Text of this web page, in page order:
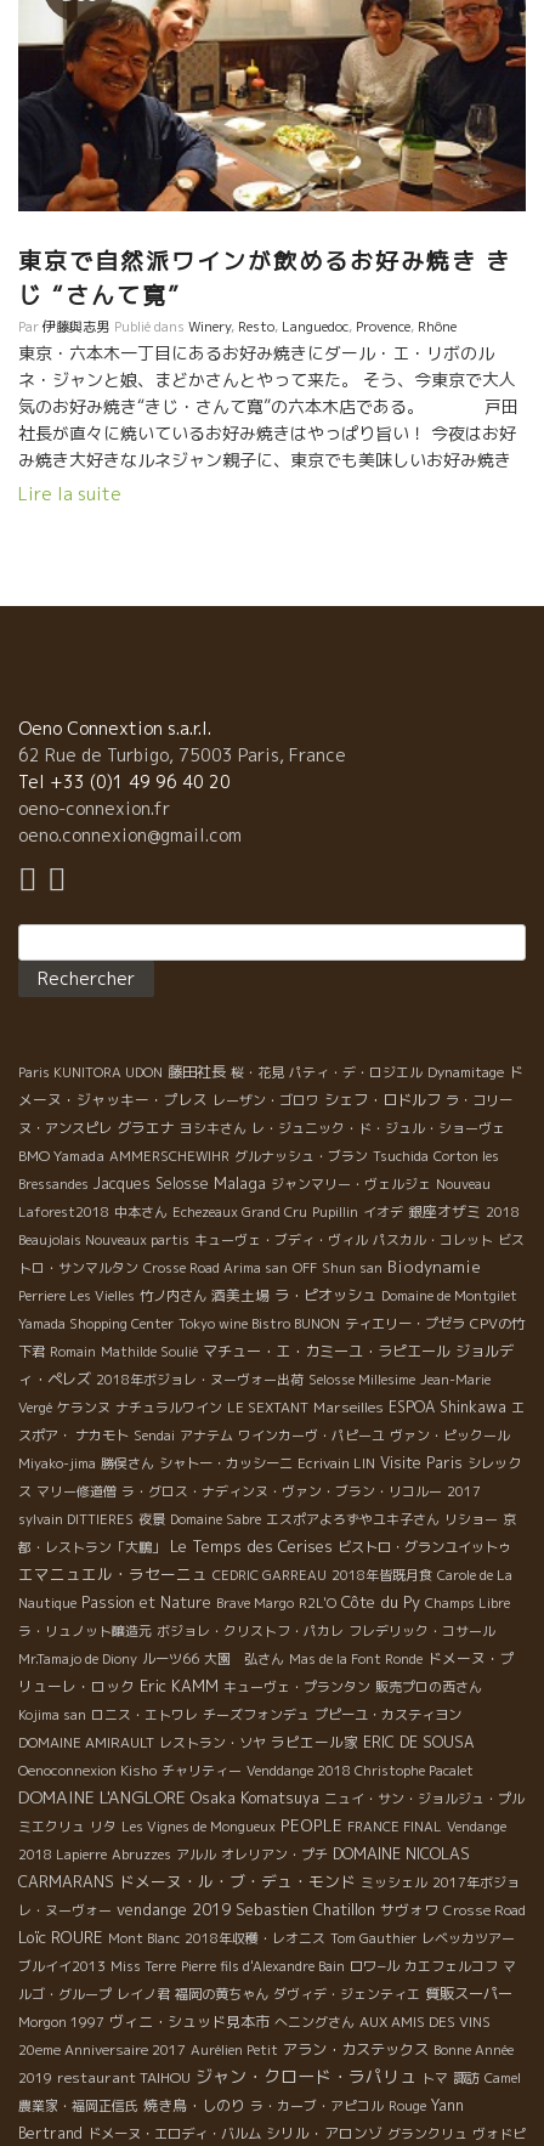
東京で自然派ワインが飲めるお好み焼き き
じ “さんて寛”
Par伊藤與志男 Publié dans Winery, Resto, Languedoc, Provence, Rhône
東京・六本木一丁目にあるお好み焼きにダール・エ・リボのル
ネ・ジャンと娘、まどかさんとやって来た。 そう、今東京で大人
気のお好み焼き“きじ・さんて寛”の六本木店である。 戸田
社長が直々に焼いているお好み焼きはやっぱり旨い！ 今夜はお好
み焼き大好きなルネジャン親子に、東京でも美味しいお好み焼き
があることを知らせようとやって来た。 ルネ・ジャンは、フラン
ウのカップルの顔が浮かんでくる。16,17年と生産量が激小でチョ
ット心配。何とか頑張ってほしい。 そして、ラング
ドックの超ウマのポンポン・ルージュを合わせた。 それはもう南
の太陽で育った果実味、と焼きそばソースがピッタリ。馬で耕作
の超自然派で飲みすく、価格もお手頃。 あのハニカミ屋のヴァン
戸田社長、また、一緒に一杯やりましょう！ ルネ・ジャ
Lire la suite
Oeno Connextion s.a.r.l.
62 Rue de Turbigo, 75003 Paris, France
Tel +33 (0)1 49 96 40 20
oeno-connexion.fr
oeno.connexion@gmail.com
Paris KUNITORA UDON 藤田社長 桜・花見 パティ・デ・ロジエル Dynamitage ド
メーヌ・ジャッキー・プレス レーザン・ゴロワ シェフ・ロドルフ ラ・コリー
ヌ・アンスピレ グラエナ ヨシキさん レ・ジュニック・ド・ジュル・ショーヴェ
BMO Yamada AMMERSCHEWIHR グルナッシュ・ブラン Tsuchida Corton les
Bressandes Jacques Selosse Malaga ジャンマリー・ヴェルジェ Nouveau
Laforest2018 中本さん Echezeaux Grand Cru Pupillin イオデ 銀座オザミ 2018
Beaujolais Nouveaux partis キューヴェ・ブディ・ヴィル パスカル・コレット ビス
トロ・サンマルタン Crosse Road Arima san OFF Shun san Biodynamie
Perriere Les Vielles 竹ノ内さん 酒美土場 ラ・ピオッシュ Domaine de Montgilet
Yamada Shopping Center Tokyo wine Bistro BUNON ティエリー・プゼラ CPVの竹
下君 Romain Mathilde Soulié マチュー・エ・カミーユ・ラピエール ジョルデ
ィ・ペレズ 2018年ボジョレ・ヌーヴォー出荷 Selosse Millesime Jean-Marie
Vergé ケランヌ ナチュラルワイン LE SEXTANT Marseilles ESPOA Shinkawa エ
スポア・ ナカモト Sendai アナテム ワインカーヴ・パピーユ ヴァン・ピックール
Miyako-jima 勝俣さん シャトー・カッシーニ Ecrivain LIN Visite Paris シレック
ス マリー修道僧 ラ・グロス・ナディンヌ・ヴァン・ブラン・リコルー 2017
sylvain DITTIERES 夜景 Domaine Sabre エスポアよろずやユキ子さん リショー 京
都・レストラン「大鵬」
Le Temps des Cerises ビストロ・グランユイットゥ
エマニュエル・ラセーニュ CEDRIC GARREAU 2018年皆既月食 Carole de La
Nautique Passion et Nature Brave Margo R2L'O Côte du Py Champs Libre
ラ・リュノット醸造元 ボジョレ・クリストフ・パカレ フレデリック・コサール
Mr.Tamajo de Diony ルーツ66 大園 弘さん Mas de la Font Ronde ドメーヌ・プ
リューレ・ロック Eric KAMM キューヴェ・プランタン 販売プロの西さん
Kojima san ロニス・エトワレ チーズフォンデュ プピーユ・カスティヨン
DOMAINE AMIRAULT レストラン・ソヤ ラピエール家 ERIC DE SOUSA
Oenoconnexion Kisho チャリティー Venddange 2018 Christophe Pacalet
DOMAINE L'ANGLORE Osaka Komatsuya ニュイ・サン・ジョルジュ・プル
ミエクリュ リタ Les Vignes de Mongueux PEOPLE FRANCE FINAL Vendange
2018 Lapierre Abruzzes アルル オレリアン・プチ DOMAINE NICOLAS
CARMARANS ドメーヌ・ル・ブ・デュ・モンド ミッシェル 2017年ボジョ
レ・ヌーヴォー vendange 2019 Sebastien Chatillon サヴォワ Crosse Road
Loïc ROURE Mont Blanc 2018年収穫・レオニス Tom Gauthier レベッカツアー
ブルイイ2013 Miss Terre Pierre fils d'Alexandre Bain ロワ−ル カエフェルコフ マ
ルゴ・グループ レイノ君 福岡の黄ちゃん ダヴィデ・ジェンティエ 質販スーパー
Morgon 1997 ヴィニ・シュッド見本市 へニングさん AUX AMIS DES VINS
20eme Anniversaire 2017 Aurélien Petit アラン・カステックス Bonne Année
2019 restaurant TAIHOU ジャン・クロード・ラパリュ トマ 諏訪 Camel
農業家・福岡正信氏 焼き鳥・しのり ラ・カーブ・アピコル Rouge Yann
Bertrand ドメーヌ・エロディ・バルム シリル・アロンゾ グランクリュ ヴォドピ